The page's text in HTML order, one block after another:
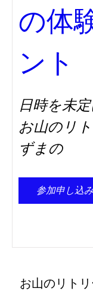
★ご参加に必要なア
※参加URLをクリッ
す。
※初めてZoomを利用
す。
※必要なアプリ名は
い。
★Windows（ミーテ
★Zoomモバイルアプ
Meetings）
の体
ント
日時を未
お山のリ
ずまの
参加申し込み
お山のリト